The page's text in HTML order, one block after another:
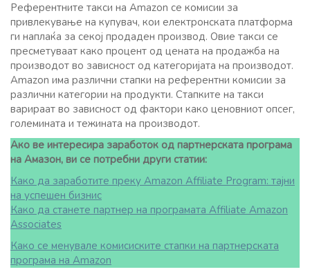
Референтните такси на Amazon се комисии за
привлекување на купувач, кои електронската платформа
ги наплаќа за секој продаден производ. Овие такси се
пресметуваат како процент од цената на продажба на
производот во зависност од категоријата на производот.
Amazon има различни стапки на референтни комисии за
различни категории на продукти. Стапките на такси
варираат во зависност од фактори како ценовниот опсег,
големината и тежината на производот.
Ако ве интересира заработок од партнерската програма
на Амазон, ви се потребни други статии:
Како да заработите преку Amazon Affiliate Program: тајни
на успешен бизнис
Како да станете партнер на програмата Affiliate Amazon
Associates
Како се менувале комисиските стапки на партнерската
програма на Amazon